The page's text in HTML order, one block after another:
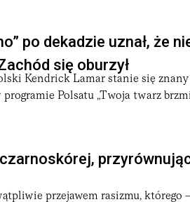
po dekadzie uznał, że
się oburzył
Kendrick Lamar stanie się
Polsatu „Twoja twarz
przejawem rasizmu, którego